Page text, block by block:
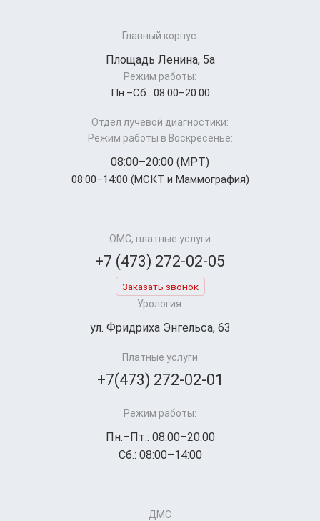
Главный корпус:
Площадь Ленина, 5а
Режим работы:
Пн.–Cб.: 08:00–20:00
Отдел лучевой диагностики:
Режим работы в Воскресенье:
08:00–20:00 (МРТ)
08:00–14:00 (МСКТ и Маммография)
ОМС, платные услуги
+7 (473) 272-02-05
Заказать звонок
Урология:
ул. Фридриха Энгельса, 63
Платные услуги
+7(473) 272-02-01
Режим работы:
Пн.–Пт.: 08:00–20:00
Сб.: 08:00–14:00
ДМС